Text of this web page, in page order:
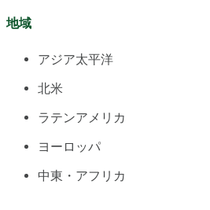
地域
アジア太平洋
北米
ラテンアメリカ
ヨーロッパ
中東・アフリカ